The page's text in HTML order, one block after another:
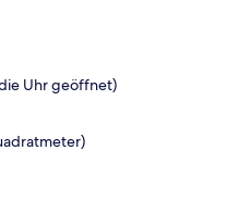
Uhr geöffnet)